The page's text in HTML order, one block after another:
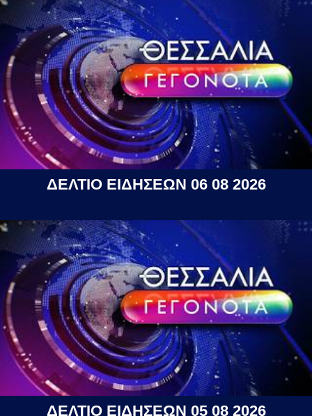
ΔΕΛΤΙΟ ΕΙΔΗΣΕΩΝ 06 08 2026
ΔΕΛΤΙΟ ΕΙΔΗΣΕΩΝ 05 08 2026